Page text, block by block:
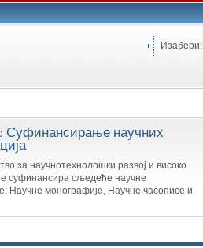
Изабери:
Суфинансирање научних
за научнотехнолошки развој и високо
суфинансира сљедеће научне
Научне монографије, Научне часописе и